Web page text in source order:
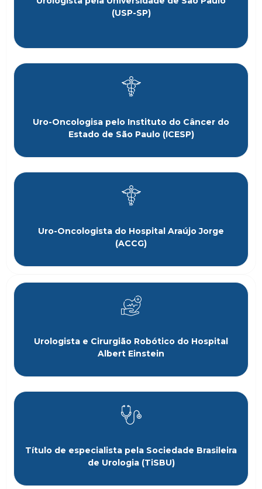
(USP-SP)
Uro-Oncologisa pelo Instituto do Câncer do
Estado de São Paulo (ICESP)
Uro-Oncologista do Hospital Araújo Jorge
(ACCG)
Urologista e Cirurgião Robótico do Hospital
Albert Einstein
Título de especialista pela Sociedade Brasileira
de Urologia (TiSBU)